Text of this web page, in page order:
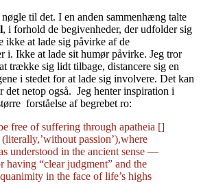
til det. I en anden sammenhæng talte
, i forhold de begivenheder, der udfolder sig
ikke at lade sig påvirke af de
i. Ikke at lade sit humør påvirke. Jeg tror
trække sig lidt tilbage, distancere sig en
i stedet for at lade sig involvere. Det kan
det netop også. Jeg henter inspiration i
forståelse af begrebet ro:
free of suffering through apatheia []
passion’),where
understood in the ancient sense —
having “clear judgment” and the
in the face of life’s highs